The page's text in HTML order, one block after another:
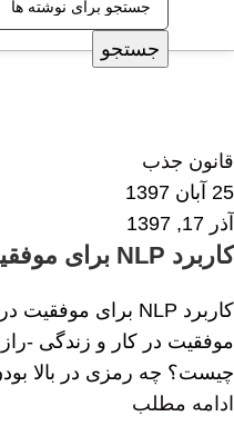
جستجو
قانون جذب
25 آبان 1397
آذر 17, 1397
کاربرد NLP برای موفقیت در کار و زندگی
موفقیت در کار و زندگی -
چیست؟ چه رمزی در بالا
ادامه مطلب